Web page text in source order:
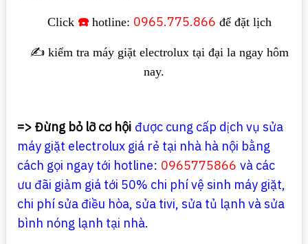
Click ☎️hotline: 0965.775.866 để đặt lịch
✍️ kiểm tra máy giặt electrolux tại đại la ngay hôm
nay.
=> Đừng bỏ lỡ cơ hội được cung cấp dịch vụ sửa
máy giặt electrolux giá rẻ tại nhà hà nội bằng
cách gọi ngay tới hotline: 0965775866 và các
ưu đãi giảm giá tới 50% chi phí vệ sinh máy giặt,
chi phí sửa điều hòa, sửa tivi, sửa tủ lạnh và sửa
bình nóng lạnh tại nhà.